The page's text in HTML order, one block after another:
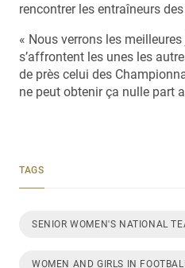
rencontrer les entraîneurs
« Nous verrons les
s’affrontent les unes les
de près celui des
ne peut obtenir ça nulle part
TAGS
SENIOR WOMEN'S NATIONAL
WOMEN AND GIRLS IN